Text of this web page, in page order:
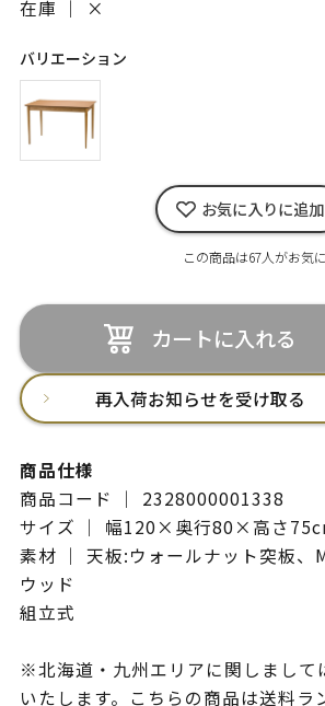
在庫 ｜
×
バリエーション
お気に入りに追加
この商品は67人がお気
カートに入れる
再入荷お知らせを受け取る
商品仕様
商品コード ｜ 2328000001338
サイズ ｜ 幅120×奥行80×高さ
素材 ｜ 天板:ウォールナット突板、
ウッド
組立式
※北海道・九州エリアに関しまして
いたします。こちらの商品は送料ラ